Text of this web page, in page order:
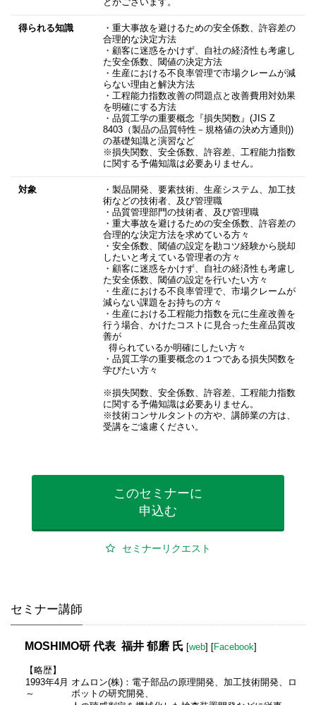
とがございます。
得られる知識
・重大事故を避けるための安全係数、許容差の
合理的な決定方法
・顧客に迷惑をかけず、自社の経済性も考慮し
た安全係数、閾値の決定方法
・生産における不良率管理で市場クレームが減
らない理由と解決方法
・工程能力指数改善の問題点と改善費用対効果
を明確にする方法
・品質工学の重要概念『損失関数』(JIS Z
8403（製品の品質特性－規格値の決め方通則))
の基礎知識と演習など
※損失関数、安全係数、許容差、工程能力指数
に関する予備知識は必要ありません。
対象
・製品開発、要素技術、生産システム、加工技
術などの技術者、及び管理職
・品質管理部門の技術者、及び管理職
・重大事故を避けるための安全係数、許容差の
合理的な決定方法を求めている方々
・安全係数、閾値の設定を勘コツ経験から脱却
したいと考えている管理者の方々
・顧客に迷惑をかけず、自社の経済性も考慮し
た安全係数、閾値の設定を行いたい方々
・生産における不良率管理で、市場クレームが
減らない課題をお持ちの方々
・生産における工程能力指数を元に生産改善を
行う場合、かけたコストに見合った生産品質改
善が
得られているか明確にしたい方々
・品質工学の重要概念の１つである損失関数を
学びたい方々
※損失関数、安全係数、許容差、工程能力指数
に関する予備知識は必要ありません。
※技術コンサルタントの方や、講師業の方は、
受講をご遠慮ください。
このセミナーに
申込む
セミナーリクエスト
セミナー講師
MOSHIMO研 代表 福井 郁磨 氏 [web] [Facebook]
【略歴】
1993年4月
～
オムロン(株)：電子部品の原理開発、加工技術開発、ロ
ボットの研究開発、